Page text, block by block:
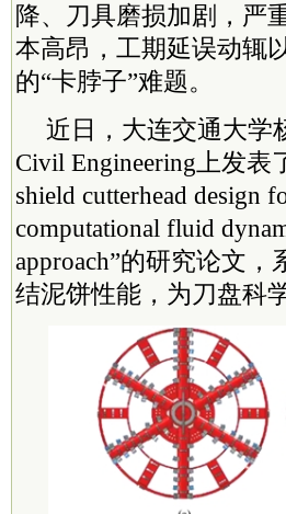
降、刀具磨损加剧，严
本高昂，工期延误动辄
的“卡脖子”难题。
近日，大连交通大学
Civil Engineering上发表
shield cutterhead design
computational fluid
approach”的研究论文
结泥饼性能，为刀盘科